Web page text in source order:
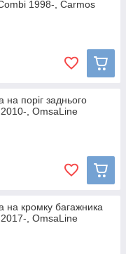
1998-, Carmos
поріг заднього
, OmsaLine
на кромку багажника
, OmsaLine